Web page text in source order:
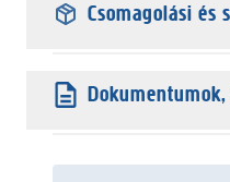
Csomagolási és